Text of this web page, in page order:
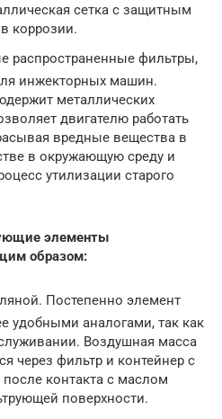
сетка с защитным
коррозии.
распространенные фильтры,
инжекторных машин.
металлических
двигателю работать
вредные вещества в
в окружающую среду и
утилизации старого
элементы
образом:
Постепенно элемент
удобными аналогами, так как
Воздушная масса
через фильтр и контейнер с
контакта с маслом
поверхности.